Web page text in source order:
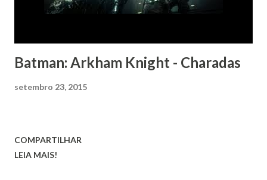
Batman: Arkham Knight - Charadas
setembro 23, 2015
COMPARTILHAR
LEIA MAIS!